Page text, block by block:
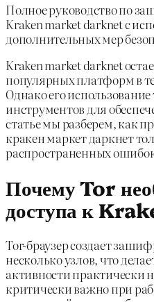
Полное руководство по
Kraken market darknet с
дополнительных мер
Kraken market darknet
популярных платформ в
Однако его
инструментов для
статье мы разберем, как
кракен маркет даркнет
распространенных
Почему Tor
доступа к
Tor-браузер создает
несколько узлов, что
активности
критически важно при